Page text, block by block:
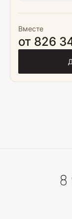
Вместе
от 826
8